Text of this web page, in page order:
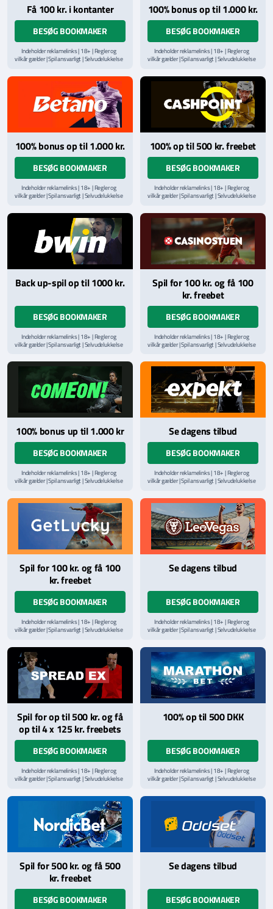
Få 100 kr. i kontanter
BESØG BOOKMAKER
Indeholder reklamelinks | 18+ | Regler og
vilkår gælder | Spil ansvarligt | Selvudelukkelse
hjælpelinje påStopSpillet.dk
her
100% bonus op til 1.000 kr.
BESØG BOOKMAKER
Indeholder reklamelinks | 18+ | Regler og
vilkår gælder | Spil ansvarligt | Selvudelukkelse
hjælpelinje påStopSpillet.dk
Læs vilkår og betingelserher
100% bonus op til 1.000 kr.
BESØG BOOKMAKER
Indeholder reklamelinks | 18+ | Regler og
vilkår gælder | Spil ansvarligt | Selvudelukkelse
hjælpelinje påStopSpillet.dk
100% op til 500 kr. freebet
BESØG BOOKMAKER
Indeholder reklamelinks | 18+ | Regler og
vilkår gælder | Spil ansvarligt | Selvudelukkelse
hjælpelinje påStopSpillet.dk
Læs vilkår og betingelserher
Back up-spil op til 1000 kr.
BESØG BOOKMAKER
Indeholder reklamelinks | 18+ | Regler og
vilkår gælder | Spil ansvarligt | Selvudelukkelse
hjælpelinje påStopSpillet.dk
Spil for 100 kr. og få 100
kr. freebet
BESØG BOOKMAKER
Indeholder reklamelinks | 18+ | Regler og
vilkår gælder | Spil ansvarligt | Selvudelukkelse
hjælpelinje påStopSpillet.dk
100% bonus up til 1.000 kr
BESØG BOOKMAKER
Indeholder reklamelinks | 18+ | Regler og
vilkår gælder | Spil ansvarligt | Selvudelukkelse
hjælpelinje påStopSpillet.dk
Læs vilkår og betingelserher
Se dagens tilbud
BESØG BOOKMAKER
Indeholder reklamelinks | 18+ | Regler og
vilkår gælder | Spil ansvarligt | Selvudelukkelse
hjælpelinje påStopSpillet.dk
Læs vilkår og betingelserher
Spil for 100 kr. og få 100
kr. freebet
BESØG BOOKMAKER
Indeholder reklamelinks | 18+ | Regler og
vilkår gælder | Spil ansvarligt | Selvudelukkelse
hjælpelinje påStopSpillet.dk
Se dagens tilbud
BESØG BOOKMAKER
Indeholder reklamelinks | 18+ | Regler og
vilkår gælder | Spil ansvarligt | Selvudelukkelse
hjælpelinje påStopSpillet.dk
Læs vilkår og betingelserher
Spil for op til 500 kr. og få
op til 4 x 125 kr. freebets
BESØG BOOKMAKER
Indeholder reklamelinks | 18+ | Regler og
vilkår gælder | Spil ansvarligt | Selvudelukkelse
hjælpelinje påStopSpillet.dk
Læs vilkår og betingelserher
100% op til 500 DKK
BESØG BOOKMAKER
Indeholder reklamelinks | 18+ | Regler og
vilkår gælder | Spil ansvarligt | Selvudelukkelse
hjælpelinje påStopSpillet.dk
Spil for 500 kr. og få 500
kr. freebet
BESØG BOOKMAKER
Se dagens tilbud
BESØG BOOKMAKER